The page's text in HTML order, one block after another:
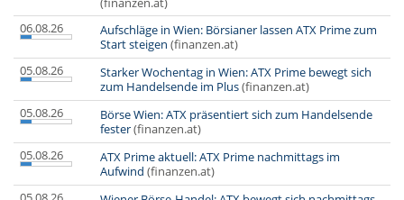
06.08.26
Aufschläge in Wien: Börsianer lassen ATX Prime zum
Start steigen (finanzen.at)
05.08.26
Starker Wochentag in Wien: ATX Prime bewegt sich
zum Handelsende im Plus(finanzen.at)
05.08.26
Börse Wien: ATX präsentiert sich zum Handelsende
fester(finanzen.at)
05.08.26
ATX Prime aktuell: ATX Prime nachmittags im
Aufwind (finanzen.at)